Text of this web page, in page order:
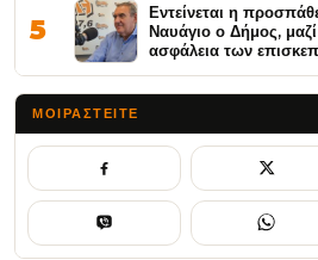
5
Εντείνεται η
Ναυάγιο ο Δήμος,
ασφάλεια των
ΜΟΙΡΑΣΤΕΊΤΕ